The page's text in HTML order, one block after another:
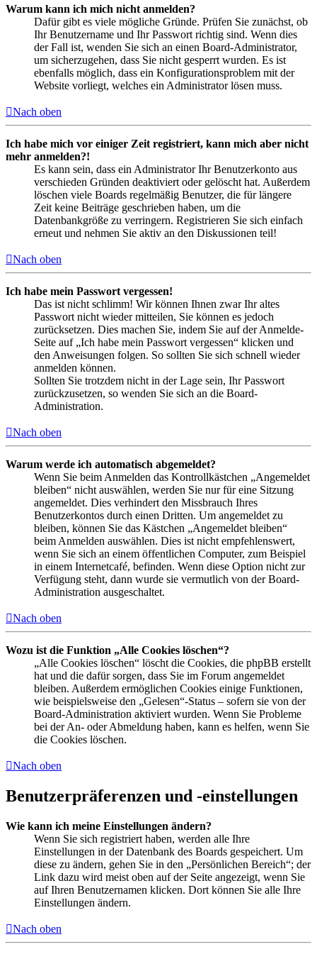
Warum kann ich mich nicht anmelden?
Dafür gibt es viele mögliche Gründe. Prüfen Sie zunächst, ob
Ihr Benutzername und Ihr Passwort richtig sind. Wenn dies
der Fall ist, wenden Sie sich an einen Board-Administrator,
um sicherzugehen, dass Sie nicht gesperrt wurden. Es ist
ebenfalls möglich, dass ein Konfigurationsproblem mit der
Website vorliegt, welches ein Administrator lösen muss.
Nach oben
Ich habe mich vor einiger Zeit registriert, kann mich aber nicht
mehr anmelden?!
Es kann sein, dass ein Administrator Ihr Benutzerkonto aus
verschieden Gründen deaktiviert oder gelöscht hat. Außerdem
löschen viele Boards regelmäßig Benutzer, die für längere
Zeit keine Beiträge geschrieben haben, um die
Datenbankgröße zu verringern. Registrieren Sie sich einfach
erneut und nehmen Sie aktiv an den Diskussionen teil!
Nach oben
Ich habe mein Passwort vergessen!
Das ist nicht schlimm! Wir können Ihnen zwar Ihr altes
Passwort nicht wieder mitteilen, Sie können es jedoch
zurücksetzen. Dies machen Sie, indem Sie auf der Anmelde-
Seite auf „Ich habe mein Passwort vergessen“ klicken und
den Anweisungen folgen. So sollten Sie sich schnell wieder
anmelden können.
Sollten Sie trotzdem nicht in der Lage sein, Ihr Passwort
zurückzusetzen, so wenden Sie sich an die Board-
Administration.
Nach oben
Warum werde ich automatisch abgemeldet?
Wenn Sie beim Anmelden das Kontrollkästchen „Angemeldet
bleiben“ nicht auswählen, werden Sie nur für eine Sitzung
angemeldet. Dies verhindert den Missbrauch Ihres
Benutzerkontos durch einen Dritten. Um angemeldet zu
bleiben, können Sie das Kästchen „Angemeldet bleiben“
beim Anmelden auswählen. Dies ist nicht empfehlenswert,
wenn Sie sich an einem öffentlichen Computer, zum Beispiel
in einem Internetcafé, befinden. Wenn diese Option nicht zur
Verfügung steht, dann wurde sie vermutlich von der Board-
Administration ausgeschaltet.
Nach oben
Wozu ist die Funktion „Alle Cookies löschen“?
„Alle Cookies löschen“ löscht die Cookies, die phpBB erstellt
hat und die dafür sorgen, dass Sie im Forum angemeldet
bleiben. Außerdem ermöglichen Cookies einige Funktionen,
wie beispielsweise den „Gelesen“-Status – sofern sie von der
Board-Administration aktiviert wurden. Wenn Sie Probleme
bei der An- oder Abmeldung haben, kann es helfen, wenn Sie
die Cookies löschen.
Nach oben
Benutzerpräferenzen und -einstellungen
Wie kann ich meine Einstellungen ändern?
Wenn Sie sich registriert haben, werden alle Ihre
Einstellungen in der Datenbank des Boards gespeichert. Um
diese zu ändern, gehen Sie in den „Persönlichen Bereich“; der
Link dazu wird meist oben auf der Seite angezeigt, wenn Sie
auf Ihren Benutzernamen klicken. Dort können Sie alle Ihre
Einstellungen ändern.
Nach oben